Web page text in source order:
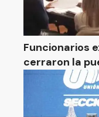
Funcionarios
cerraron la